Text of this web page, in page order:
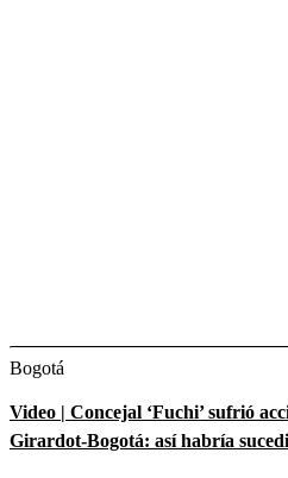
Bogotá
Video | Concejal ‘Fuchi’ sufrió
Girardot-Bogotá: así habría